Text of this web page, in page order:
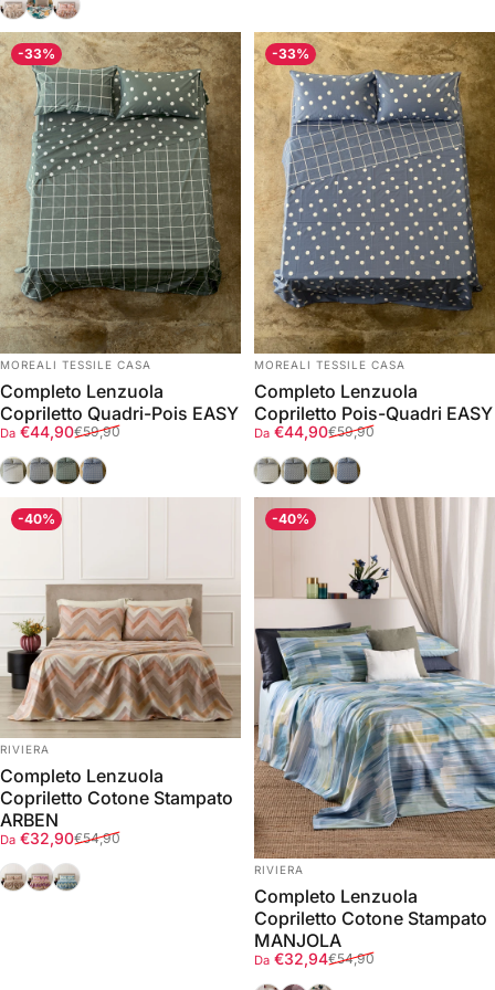
-33%
FORNITORE:
MOREALI TESSILE CASA
Completo Lenzuola
Copriletto Quadri-Pois EASY
Prezzo scontato
Da €44,90
Prezzo di listino
€59,90
LinoGrigioVerdeDenim
-33%
FORNITORE:
MOREALI TESSILE CASA
Completo Lenzuola
Copriletto Pois-Quadri EASY
Prezzo scontato
Da €44,90
Prezzo di listino
€59,90
LinoGrigioVerdeDenim
-40%
FORNITORE:
RIVIERA
Completo Lenzuola
Copriletto Cotone Stampato
ARBEN
Prezzo scontato
Da €32,90
Prezzo di listino
€54,90
Crema
Malva
Avio
-40%
FORNITORE:
RIVIERA
Completo Lenzuola
Copriletto Cotone Stampato
MANJOLA
Prezzo scontato
Da €32,94
Prezzo di listino
€54,90